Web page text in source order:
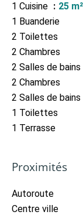
1 Cuisine
25 m²
1 Buanderie
2 Toilettes
2 Chambres
2 Salles de bains
2 Chambres
2 Salles de bains
1 Toilettes
1 Terrasse
Proximités
Autoroute
Centre ville